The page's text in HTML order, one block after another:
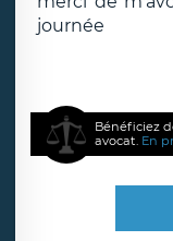
journée
Bénéficiez
avocat. En